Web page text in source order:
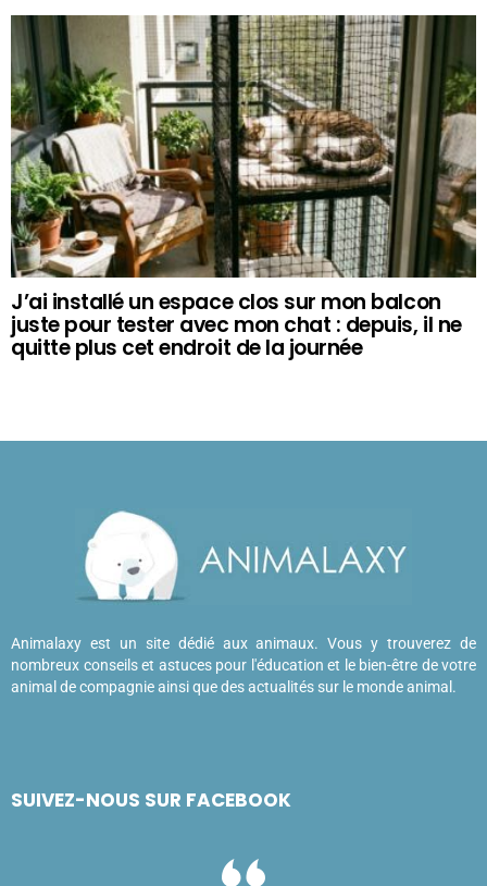
J’ai installé un espace clos sur mon balcon
juste pour tester avec mon chat : depuis, il ne
quitte plus cet endroit de la journée
Animalaxy est un site dédié aux animaux. Vous y trouverez de
nombreux conseils et astuces pour l'éducation et le bien-être de votre
animal de compagnie ainsi que des actualités sur le monde animal.
SUIVEZ-NOUS SUR FACEBOOK